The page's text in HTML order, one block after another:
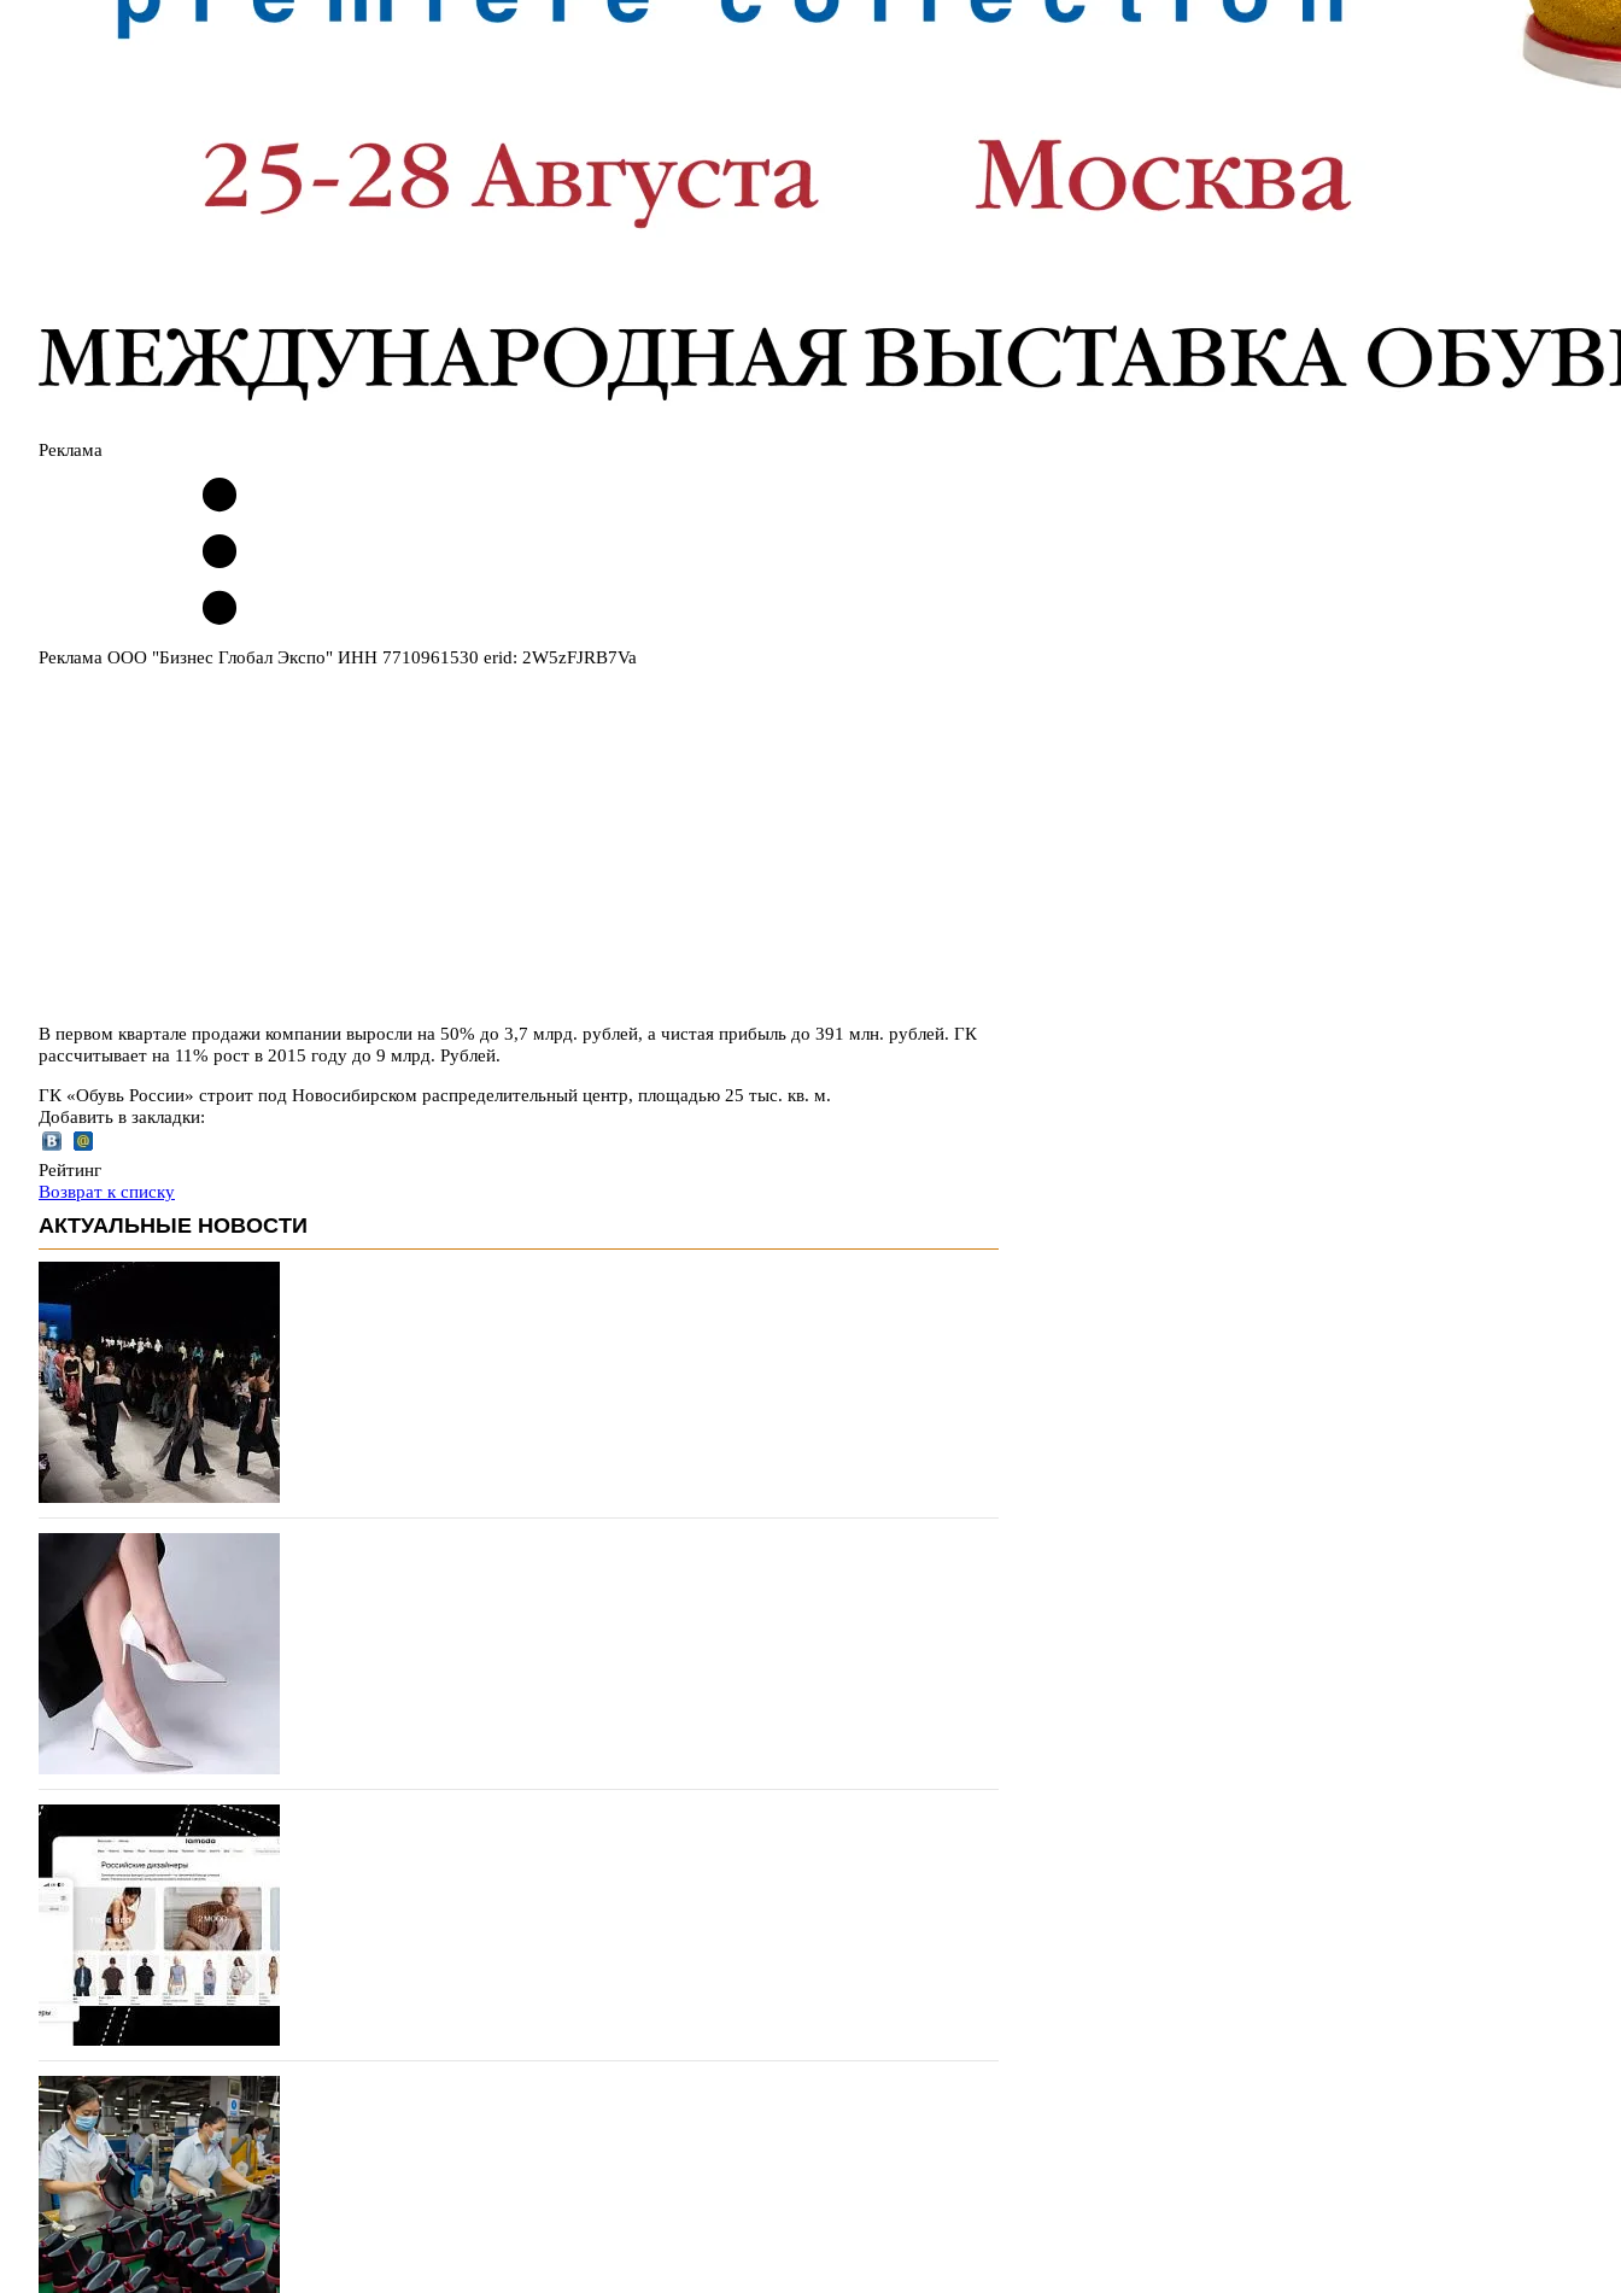
Реклама
Реклама ООО "Бизнес Глобал Экспо" ИНН 7710961530 erid: 2W5zFJRB7Va
В первом квартале продажи компании выросли на 50% до 3,7 млрд. рублей, а чистая прибыль до 391 млн. рублей. ГК
рассчитывает на 11% рост в 2015 году до 9 млрд. Рублей.
ГК «Обувь России» строит под Новосибирском распределительный центр, площадью 25 тыс. кв. м.
Добавить в закладки:
Рейтинг
Возврат к списку
АКТУАЛЬНЫЕ НОВОСТИ
На участие в Московской неделе моды подано 1047 заявок
На участие в седьмой Московской неделе моды, которая пройдет в российской столице с 26 сентября по 1
октября, уже подано 1047 заявок. Примерно половину из них (494) прислали дизайнеры, коллекции
которых не были представлены в…
07.08.2026 638
BALLINA представит свои новинки на Euro Shoes
Компания BALLINA Guangzhou Lihuang Footwear Co., Ltd., основанная в 2011 году и расположенная в
Гуанчжоу, столице моды Китая, является профессиональной обувной компанией, объединяющей
разработку, производство и…
07.08.2026 497
На платформе Lamoda - новый раздел и условия продвижения локальных
дизайнерских марок
Российский маркетплейс Lamoda решил обновить раздел для продажи продукции локальных дизайнерских
марок одежды, обуви и аксессуаров. Бренды также получат маркетинговую…
06.08.2026 668